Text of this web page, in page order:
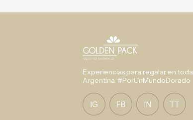
Experiencias para regalar en toda
Argentina. #PorUnMundoDorado